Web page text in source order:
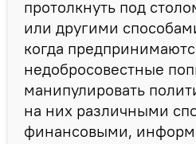
протолкнуть под
или другими
когда
недобросовестные
манипулировать
на них различными
финансовыми,